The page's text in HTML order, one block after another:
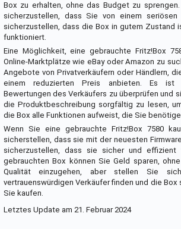
Box zu erhalten, ohne das Budget zu
sicherzustellen, dass Sie von einem seriösen
sicherzustellen, dass die Box in gutem Zustand
funktioniert.
Eine Möglichkeit, eine gebrauchte Fritz!Box
Online-Marktplätze wie eBay oder Amazon zu
Angebote von Privatverkäufern oder Händlern,
einem reduzierten Preis anbieten. Es
Bewertungen des Verkäufers zu überprüfen und
die Produktbeschreibung sorgfältig zu lesen,
die Box alle Funktionen aufweist, die Sie
Wenn Sie eine gebrauchte Fritz!Box 7580
sicherstellen, dass sie mit der neuesten
sicherzustellen, dass sie sicher und effizient
gebrauchten Box können Sie Geld sparen,
Qualität einzugehen, aber stellen Sie
vertrauenswürdigen Verkäufer finden und die
Sie kaufen.
Letztes Update am 21. Februar 2024